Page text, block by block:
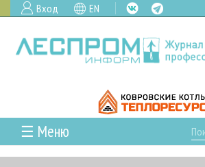
Вход EN
☰ Меню
ГЛАВНАЯ